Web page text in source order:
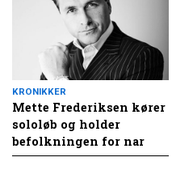
KRONIKKER
Mette Frederiksen kører
sololøb og holder
befolkningen for nar